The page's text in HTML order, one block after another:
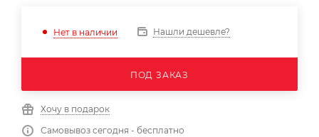
Нет в наличии Нашли дешевле?
ПОД ЗАКАЗ
Хочу в подарок
Самовывоз сегодня - бесплатно